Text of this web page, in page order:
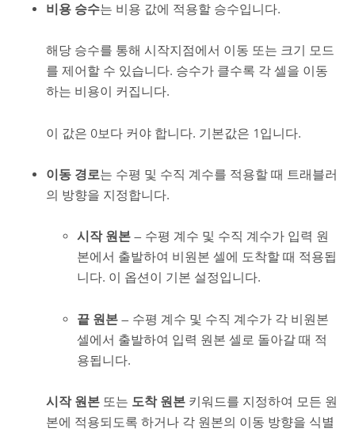
비용 승수는 비용 값에 적용할 승수입니다.
해당 승수를 통해 시작지점에서 이동 또는 크기 모드
를 제어할 수 있습니다. 승수가 클수록 각 셀을 이동
하는 비용이 커집니다.
이 값은 0보다 커야 합니다. 기본값은 1입니다.
이동 경로는 수평 및 수직 계수를 적용할 때 트래블러
의 방향을 지정합니다.
시작 원본 — 수평 계수 및 수직 계수가 입력 원
본에서 출발하여 비원본 셀에 도착할 때 적용됩
니다. 이 옵션이 기본 설정입니다.
끝 원본 — 수평 계수 및 수직 계수가 각 비원본
셀에서 출발하여 입력 원본 셀로 돌아갈 때 적
용됩니다.
시작 원본 또는 도착 원본 키워드를 지정하여 모든 원
본에 적용되도록 하거나 각 원본의 이동 방향을 식별